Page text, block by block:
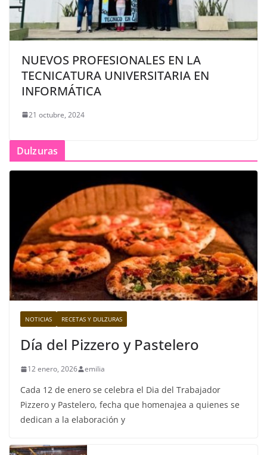
NUEVOS PROFESIONALES EN LA
TECNICATURA UNIVERSITARIA EN
INFORMÁTICA
21 octubre, 2024
Dulzuras
NOTICIAS RECETAS Y DULZURAS
Día del Pizzero y Pastelero
12 enero, 2026 emilia
Cada 12 de enero se celebra el Dia del Trabajador
Pizzero y Pastelero, fecha que homenajea a quienes se
dedican a la elaboración y